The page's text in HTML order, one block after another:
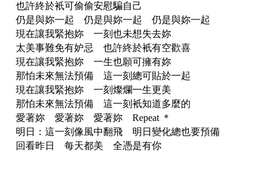
也許終於衹可偷偷安慰騙自己
仍是與妳一起 仍是與妳一起 仍是與妳一起
現在讓我緊抱妳 一刻也未想失去妳
太美事難免有妒忌 也許終於衹有空歡喜
現在讓我緊抱妳 一生也願可擁有妳
那怕未來無法預備 這一刻總可貼於一起
現在讓我緊抱妳 一刻燦爛一生更美
那怕未來無法預備 這一刻衹知道多麼的
愛著妳 愛著妳 愛著妳 Repeat ＊
明日：這一刻像風中翻飛 明日變化總也要預備
回看昨日 每天都美 全憑是有你